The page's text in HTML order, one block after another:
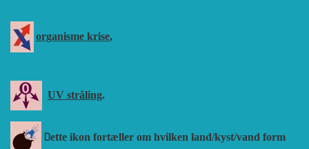
organisme krise,
UV stråling.
Dette ikon fortæller om hvilken land/kyst/vand form